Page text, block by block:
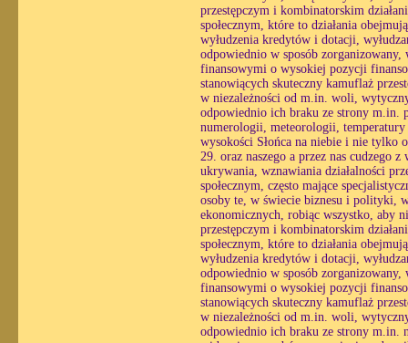
przestępczym i kombinatorskim
społecznym, które to działania
wyłudzenia kredytów i dotacji,
odpowiednio w sposób
finansowymi o wysokiej pozycji
stanowiących skuteczny kamuflaż
w niezależności od m.in. woli,
odpowiednio ich braku ze strony m.in.
numerologii, meteorologii,
wysokości Słońca na niebie i nie tylko
29. oraz naszego a przez nas cudzego
ukrywania, wznawiania działalności
społecznym, często mające
osoby te, w świecie biznesu i polityki,
ekonomicznych, robiąc wszystko, aby
przestępczym i kombinatorskim
społecznym, które to działania
wyłudzenia kredytów i dotacji,
odpowiednio w sposób
finansowymi o wysokiej pozycji
stanowiących skuteczny kamuflaż
w niezależności od m.in. woli,
odpowiednio ich braku ze strony m.in.